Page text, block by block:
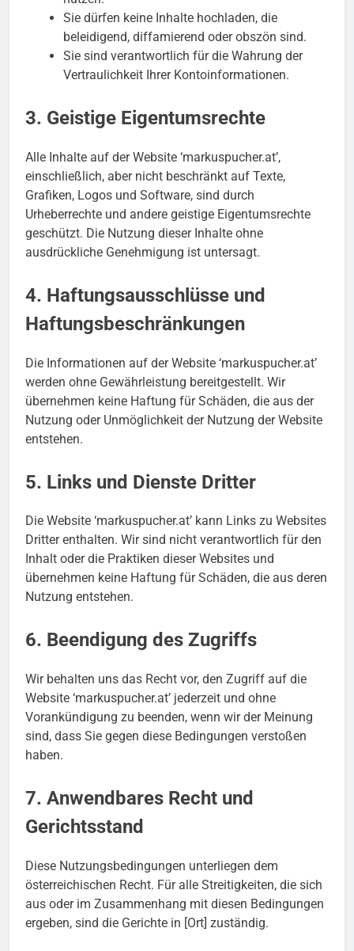
Sie dürfen keine Inhalte hochladen, die
beleidigend, diffamierend oder obszön sind.
Sie sind verantwortlich für die Wahrung der
Vertraulichkeit Ihrer Kontoinformationen.
3. Geistige Eigentumsrechte
Alle Inhalte auf der Website ‘markuspucher.at’,
einschließlich, aber nicht beschränkt auf Texte,
Grafiken, Logos und Software, sind durch
Urheberrechte und andere geistige Eigentumsrechte
geschützt. Die Nutzung dieser Inhalte ohne
ausdrückliche Genehmigung ist untersagt.
4. Haftungsausschlüsse und
Haftungsbeschränkungen
Die Informationen auf der Website ‘markuspucher.at’
werden ohne Gewährleistung bereitgestellt. Wir
übernehmen keine Haftung für Schäden, die aus der
Nutzung oder Unmöglichkeit der Nutzung der Website
entstehen.
5. Links und Dienste Dritter
Die Website ‘markuspucher.at’ kann Links zu Websites
Dritter enthalten. Wir sind nicht verantwortlich für den
Inhalt oder die Praktiken dieser Websites und
übernehmen keine Haftung für Schäden, die aus deren
Nutzung entstehen.
6. Beendigung des Zugriffs
Wir behalten uns das Recht vor, den Zugriff auf die
Website ‘markuspucher.at’ jederzeit und ohne
Vorankündigung zu beenden, wenn wir der Meinung
sind, dass Sie gegen diese Bedingungen verstoßen
haben.
7. Anwendbares Recht und
Gerichtsstand
Diese Nutzungsbedingungen unterliegen dem
österreichischen Recht. Für alle Streitigkeiten, die sich
aus oder im Zusammenhang mit diesen Bedingungen
ergeben, sind die Gerichte in [Ort] zuständig.